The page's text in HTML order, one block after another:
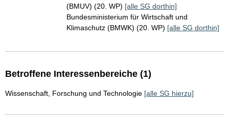
(BMUV) (20. WP) [alle SG dorthin]
Bundesministerium für Wirtschaft und
Klimaschutz (BMWK) (20. WP) [alle SG dorthin]
Betroffene Interessenbereiche (1)
Wissenschaft, Forschung und Technologie [alle SG hierzu]